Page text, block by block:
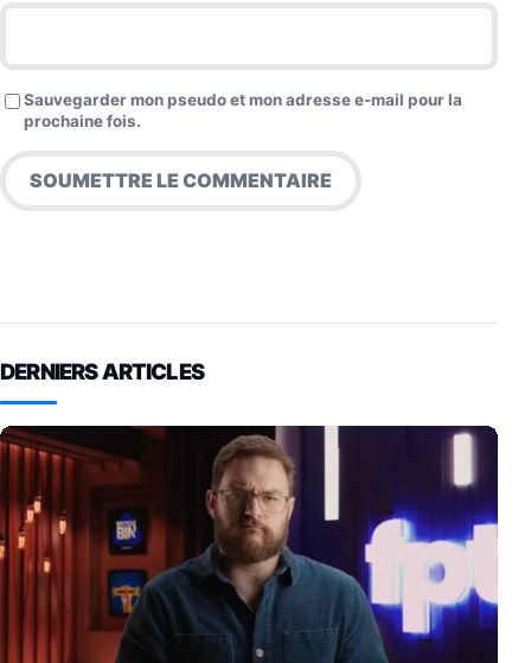
Sauvegarder mon pseudo et mon adresse e-mail pour la
prochaine fois.
DERNIERS ARTICLES